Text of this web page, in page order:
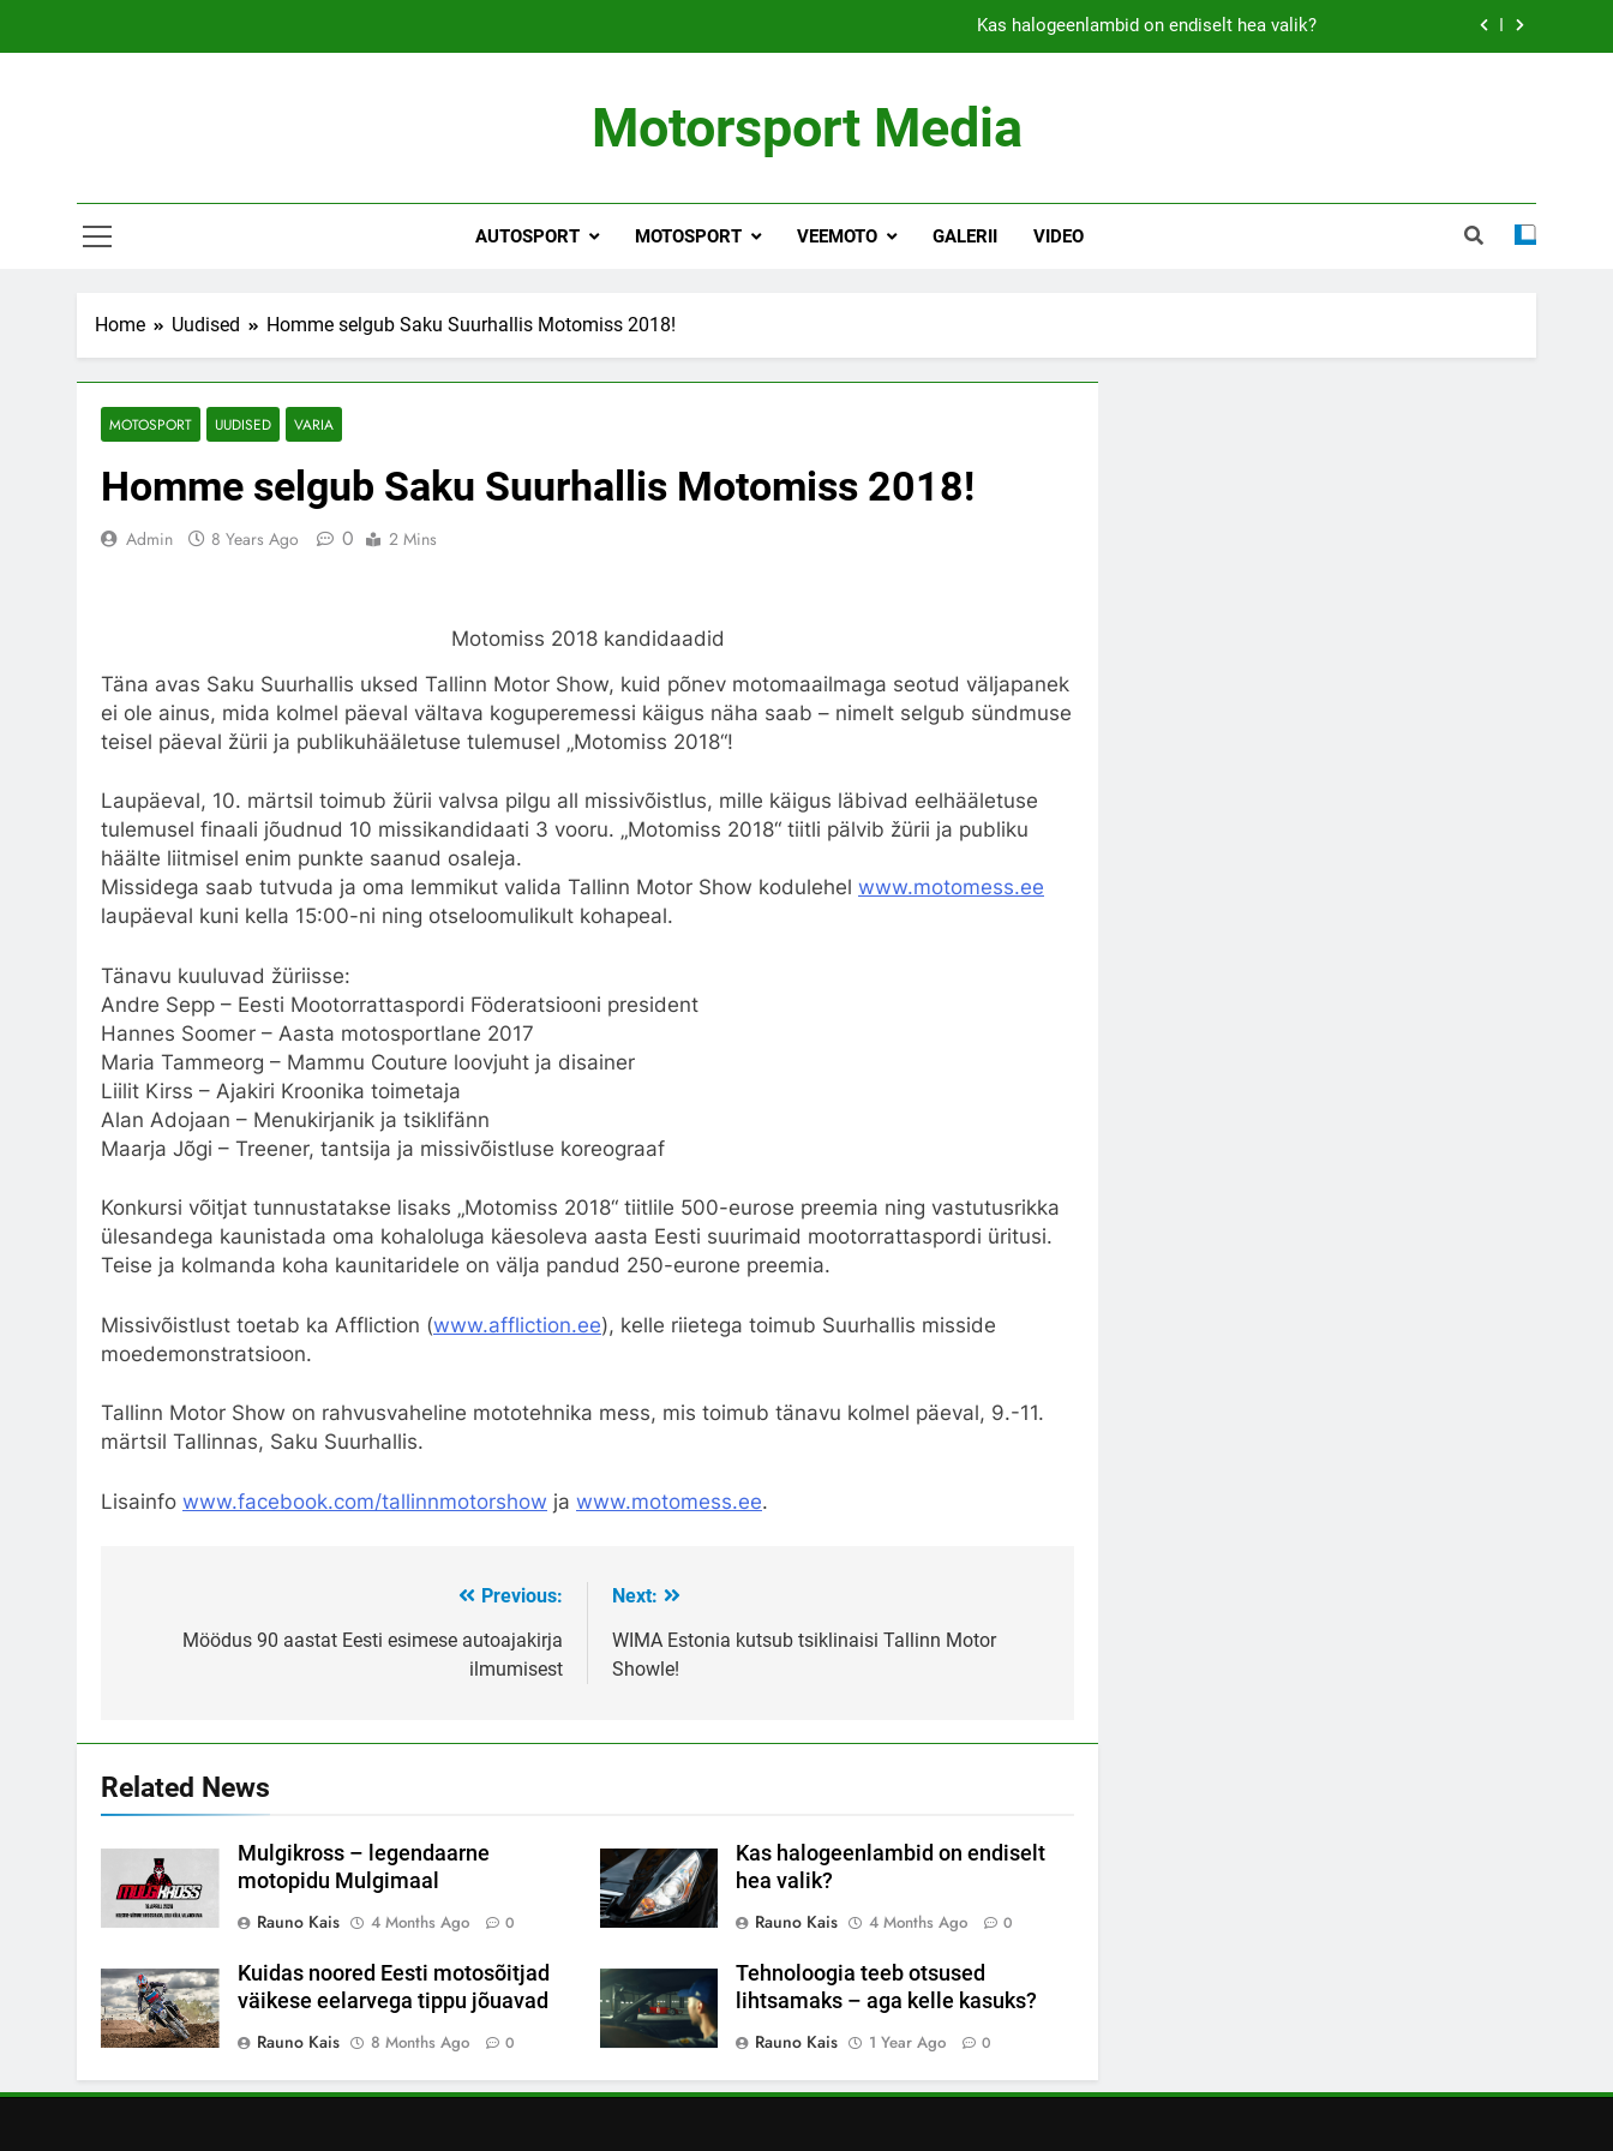
Kas halogeenlambid on endiselt hea valik?
Tehnoloogia teeb otsused lihtsamaks – aga kelle kasuks?
Kas halogeenlambid on endiselt hea valik?
Motorsport Media
AUTOSPORT MOTOSPORT VEEMOTO GALERII VIDEO
Home Uudised Homme selgub Saku Suurhallis Motomiss 2018!
MOTOSPORT UUDISED VARIA
Homme selgub Saku Suurhallis Motomiss 2018!
Admin 8 Years Ago 0 2 Mins
Motomiss 2018 kandidaadid
Täna avas Saku Suurhallis uksed Tallinn Motor Show, kuid põnev motomaailmaga seotud väljapanek
ei ole ainus, mida kolmel päeval vältava koguperemessi käigus näha saab – nimelt selgub sündmuse
teisel päeval žürii ja publikuhääletuse tulemusel „Motomiss 2018“!
Laupäeval, 10. märtsil toimub žürii valvsa pilgu all missivõistlus, mille käigus läbivad eelhääletuse
tulemusel finaali jõudnud 10 missikandidaati 3 vooru. „Motomiss 2018“ tiitli pälvib žürii ja publiku
häälte liitmisel enim punkte saanud osaleja.
Missidega saab tutvuda ja oma lemmikut valida Tallinn Motor Show kodulehel www.motomess.ee
laupäeval kuni kella 15:00-ni ning otseloomulikult kohapeal.
Tänavu kuuluvad žüriisse:
Andre Sepp – Eesti Mootorrattaspordi Föderatsiooni president
Hannes Soomer – Aasta motosportlane 2017
Maria Tammeorg – Mammu Couture loovjuht ja disainer
Liilit Kirss – Ajakiri Kroonika toimetaja
Alan Adojaan – Menukirjanik ja tsiklifänn
Maarja Jõgi – Treener, tantsija ja missivõistluse koreograaf
Konkursi võitjat tunnustatakse lisaks „Motomiss 2018“ tiitlile 500-eurose preemia ning vastutusrikka
ülesandega kaunistada oma kohaloluga käesoleva aasta Eesti suurimaid mootorrattaspordi üritusi.
Teise ja kolmanda koha kaunitaridele on välja pandud 250-eurone preemia.
Missivõistlust toetab ka Affliction (www.affliction.ee), kelle riietega toimub Suurhallis misside
moedemonstratsioon.
Tallinn Motor Show on rahvusvaheline mototehnika mess, mis toimub tänavu kolmel päeval, 9.-11.
märtsil Tallinnas, Saku Suurhallis.
Lisainfo www.facebook.com/tallinnmotorshow ja www.motomess.ee.
navigation
Previous:
Möödus 90 aastat Eesti esimese autoajakirja
ilmumisest
Next:
WIMA Estonia kutsub tsiklinaisi Tallinn Motor
Showle!
Related News
Mulgikross – legendaarne
motopidu Mulgimaal
Rauno Kais
4 Months Ago 0
Kas halogeenlambid on endiselt
hea valik?
Rauno Kais
4 Months Ago 0
Kuidas noored Eesti motosõitjad
väikese eelarvega tippu jõuavad
Rauno Kais
8 Months Ago 0
Tehnoloogia teeb otsused
lihtsamaks – aga kelle kasuks?
Rauno Kais
1 Year Ago 0